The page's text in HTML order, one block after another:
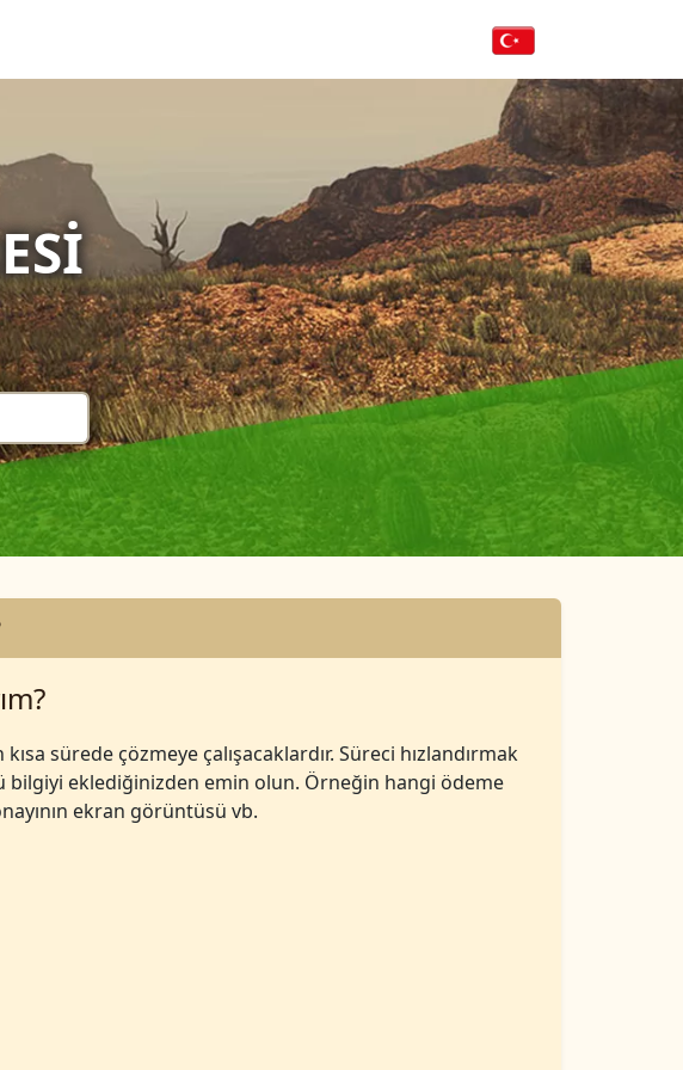
sürede çözmeye çalışacaklardır. Süreci hızlandırmak
bilgiyi eklediğinizden emin olun. Örneğin hangi ödeme
ekran görüntüsü vb.